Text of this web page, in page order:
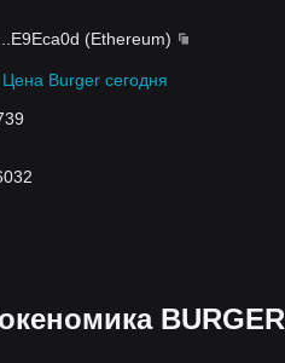
E9Eca0d (Ethereum)
Цена Burger сегодня
BURGER